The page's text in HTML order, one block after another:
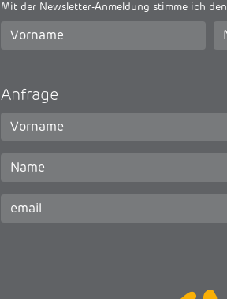
Mit der Newsletter-Anmeldung stimme ich den
Anfrage